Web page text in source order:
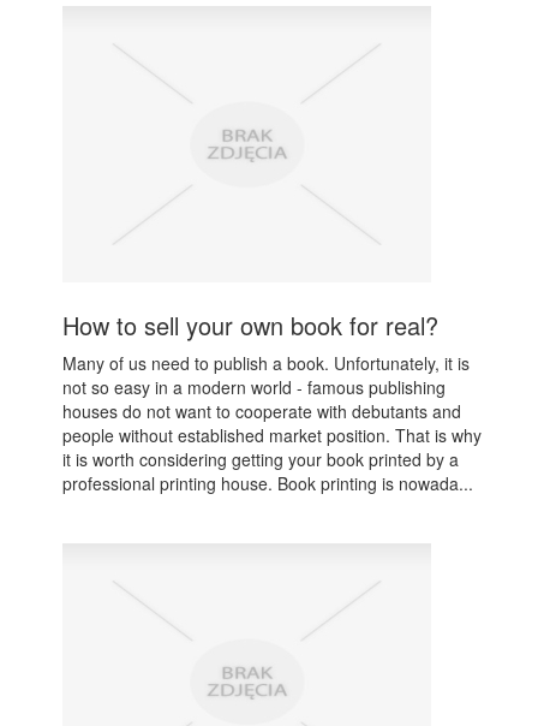
How to sell your own book for real?
Many of us need to publish a book. Unfortunately, it is
not so easy in a modern world - famous publishing
houses do not want to cooperate with debutants and
people without established market position. That is why
it is worth considering getting your book printed by a
professional printing house. Book printing is nowada...